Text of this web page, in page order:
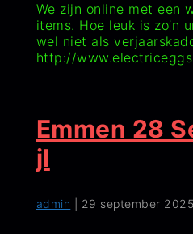
We zijn online met een
items. Hoe leuk is zo’n
wel niet als
http://
Emmen 28
jl
admin 29 september 2025